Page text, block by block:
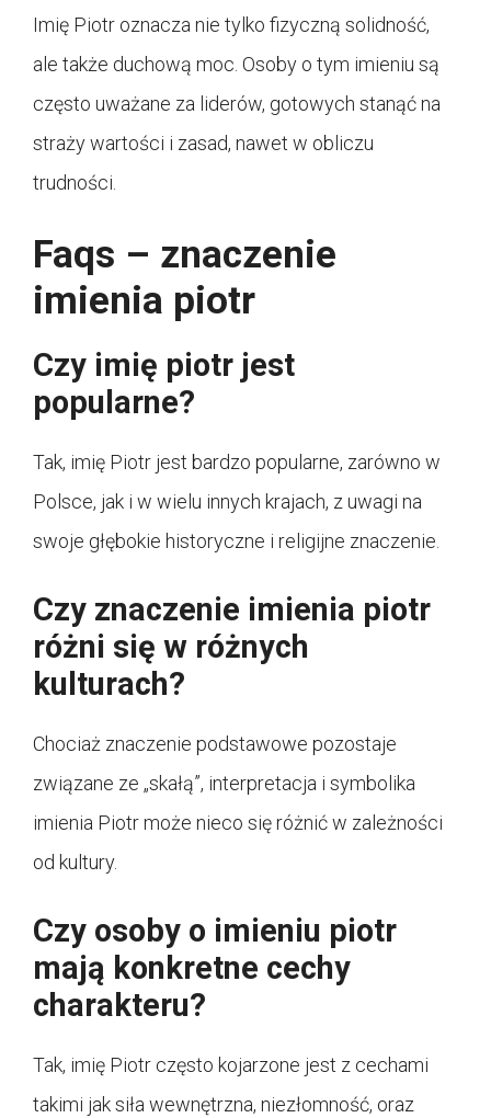
Imię Piotr oznacza nie tylko fizyczną solidność,
ale także duchową moc. Osoby o tym imieniu są
często uważane za liderów, gotowych stanąć na
straży wartości i zasad, nawet w obliczu
trudności.
Faqs – znaczenie
imienia piotr
Czy imię piotr jest
popularne?
Tak, imię Piotr jest bardzo popularne, zarówno w
Polsce, jak i w wielu innych krajach, z uwagi na
swoje głębokie historyczne i religijne znaczenie.
Czy znaczenie imienia piotr
różni się w różnych
kulturach?
Chociaż znaczenie podstawowe pozostaje
związane ze „skałą”, interpretacja i symbolika
imienia Piotr może nieco się różnić w zależności
od kultury.
Czy osoby o imieniu piotr
mają konkretne cechy
charakteru?
Tak, imię Piotr często kojarzone jest z cechami
takimi jak siła wewnętrzna, niezłomność, oraz